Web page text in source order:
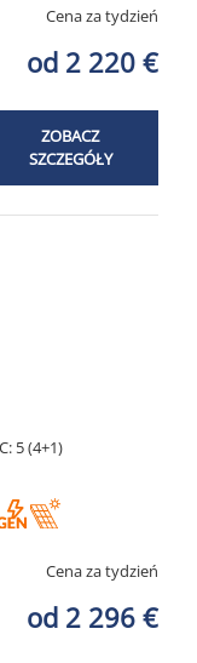
Cena za tydzień
od 2 220 €
ZOBACZ
SZCZEGÓŁY
5 (4+1)
Cena za tydzień
od 2 296 €